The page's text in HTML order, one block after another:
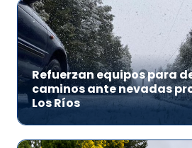
Refuerzan equipos para
caminos ante nevadas
Los Ríos